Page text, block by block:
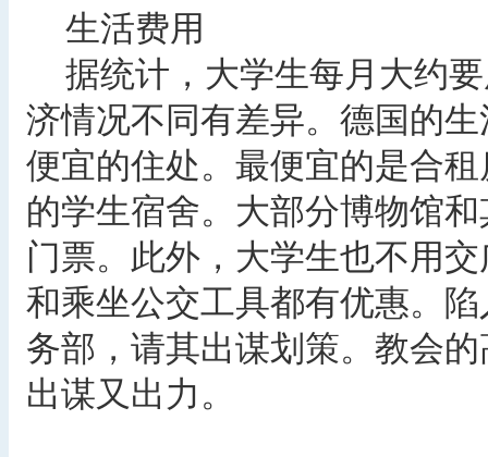
生活费用
据统计，大学生每月大约
济情况不同有差异。德国的
便宜的住处。最便宜的是合
的学生宿舍。大部分博物馆
门票。此外，大学生也不用
和乘坐公交工具都有优惠。
务部，请其出谋划策。教会
出谋又出力。